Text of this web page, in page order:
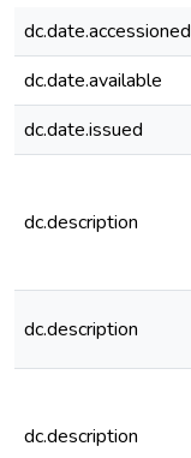
dc.date.accessioned
dc.date.available
dc.date.issued
dc.description
dc.description
dc.description